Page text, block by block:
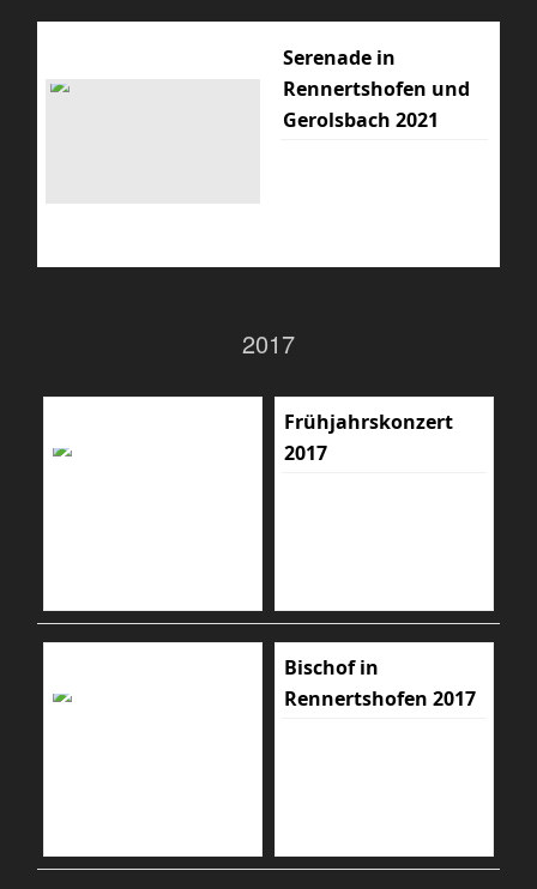
Serenade in
Rennertshofen und
Gerolsbach 2021
2017
Frühjahrskonzert
2017
Bischof in
Rennertshofen 2017